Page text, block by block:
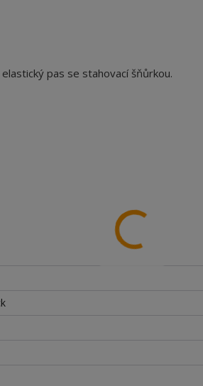
pas se stahovací šňůrkou.